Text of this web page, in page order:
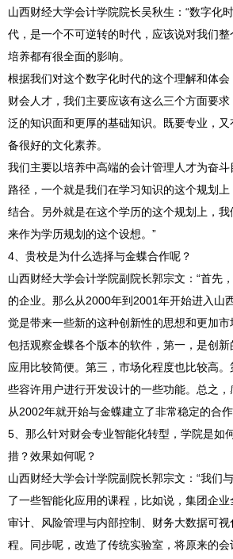
山西财经大学会计学院院长吴秋生：“数字化
代，是一个不可逆转的时代，应该说对我们
培养都有很全面的影响。
根据我们对这个数字化时代的这个理解和体
财会人才，我们主要应该有这么三个方面要
泛的知识面和更厚的基础知识。既要专业，
备很好的文化素养。
我们主要以培养中高端的会计管理人才为奋
路径，一个就是我们在学习知识的这个规划
结合。另外就是在这个学历的这个规划上，
来作为学历规划的这个设想。”
4、贵校是为什么选择与金蝶合作呢？
山西财经大学会计学院副院长郭宗文：“首先
的企业。那么从2000年到2001年开始进入山
觉是带来一些新的这种创新性的思想和更加市
包括观察金蝶各个版本的软件，第一，是创新
应用比较简便。第三，市场化程度也比较高
些容许用户进行开发设计的一些功能。总之
从2002年就开始与金蝶建立了非常稳定的合
5、那么针对财会专业智能化转型，学院是如
措？效果如何呢？
山西财经大学会计学院副院长郭宗文：“我们
了一些智能化应用的课程，比如说，集团企
审计、风险管理与内部控制、财务大数据可
程。同步呢，改造了传统实验室，将原来的